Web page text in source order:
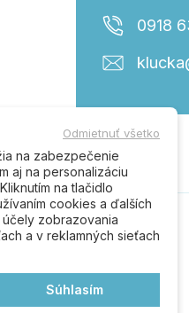
0918
tiež:
Odmietnuť všetko
na zabezpečenie
aj na personalizáciu
na tlačidlo
cookies a ďalších
zobrazovania
a v reklamných sieťach
Súhlasím